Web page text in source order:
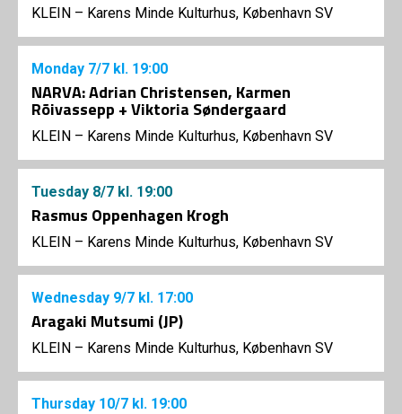
KLEIN – Karens Minde Kulturhus, København SV
Monday 7/7 kl. 19:00
NARVA: Adrian Christensen, Karmen
Rõivassepp + Viktoria Søndergaard
KLEIN – Karens Minde Kulturhus, København SV
Tuesday 8/7 kl. 19:00
Rasmus Oppenhagen Krogh
KLEIN – Karens Minde Kulturhus, København SV
Wednesday 9/7 kl. 17:00
Aragaki Mutsumi (JP)
KLEIN – Karens Minde Kulturhus, København SV
Thursday 10/7 kl. 19:00